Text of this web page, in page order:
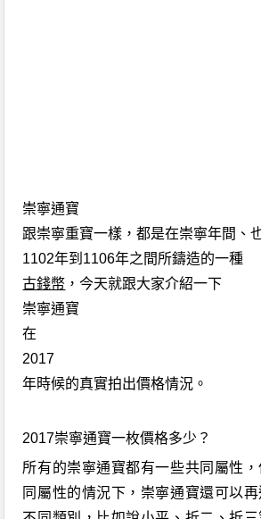
崇寧通寶
跟崇寧重寶一樣，都是在崇寧年間、
1102年到 1106年之間所鑄造的一種
古錢幣 ，今天就跟大家介紹一下
崇寧通寶
在
2017
年時候的真實拍出價格情況。
2017崇寧通寶一枚價格多少？
所有的崇寧通寶都有一些共同屬性
同屬性的情況下， 崇寧通寶還可以